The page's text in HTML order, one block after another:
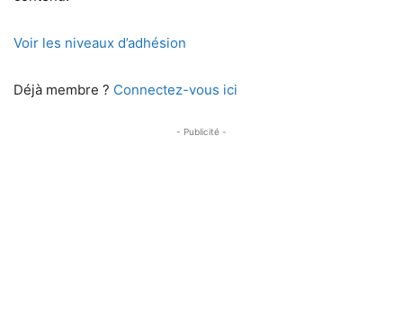
Voir les niveaux d’adhésion
Déjà membre ? Connectez-vous ici
- Publicité -